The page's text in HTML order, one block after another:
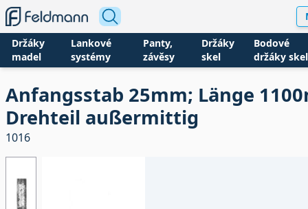
Držáky
madel
Lankové
systémy
Panty,
závěsy
Držáky
skel
Bodové
držáky skel
Anfangsstab 25mm; Länge
Drehteil außermittig
1016